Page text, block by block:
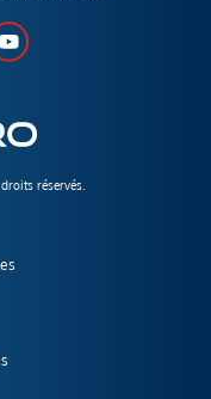
réservés.